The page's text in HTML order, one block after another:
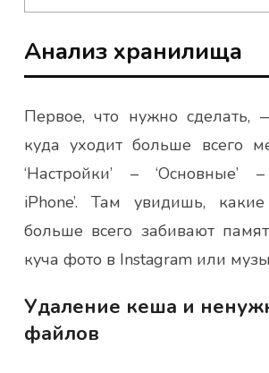
Анализ хранилища
Первое, что нужно сделать,
куда уходит больше всего
‘Настройки’ – ‘Основные’
iPhone’. Там увидишь,
больше всего забивают
куча фото в Instagram или
Удаление кеша и
файлов